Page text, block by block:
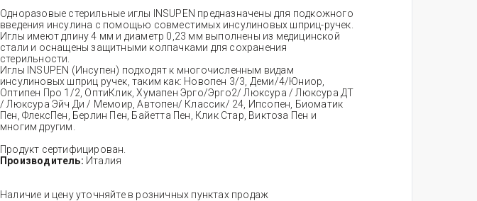
Одноразовые стерильные иглы INSUPEN предназначены для подкожного
введения инсулина с помощью совместимых инсулиновых шприц-ручек.
Иглы имеют длину 4 мм и диаметр 0,23 мм выполнены из медицинской
стали и оснащены защитными колпачками для сохранения
стерильности.
Иглы INSUPEN (Инсупен) подходят к многочисленным видам
инсулиновых шприц ручек, таким как: Новопен 3/3, Деми/4/Юниор,
Оптипен Про 1/2, ОптиКлик, Хумапен Эрго/Эрго2/ Люксура / Люксура ДТ
/ Люксура Эйч Ди / Мемоир, Автопен/ Классик/ 24, Ипсопен, Биоматик
Пен, ФлексПен, Берлин Пен, Байетта Пен, Клик Стар, Виктоза Пен и
многим другим.
Продукт сертифицирован.
Производитель: Италия
Наличие и цену уточняйте в розничных пунктах продаж